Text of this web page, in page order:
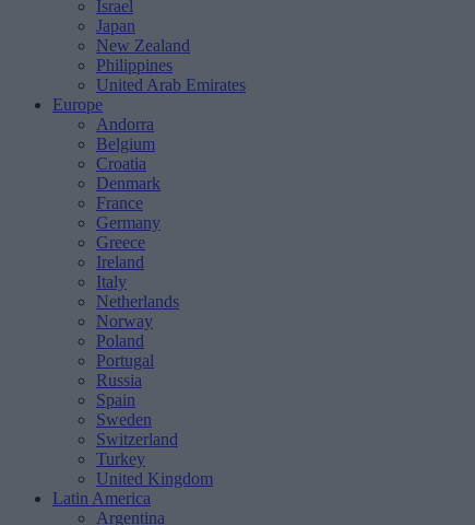
Israel
Japan
New Zealand
Philippines
United Arab Emirates
Europe
Andorra
Belgium
Croatia
Denmark
France
Germany
Greece
Ireland
Italy
Netherlands
Norway
Poland
Portugal
Russia
Spain
Sweden
Switzerland
Turkey
United Kingdom
Latin America
Argentina